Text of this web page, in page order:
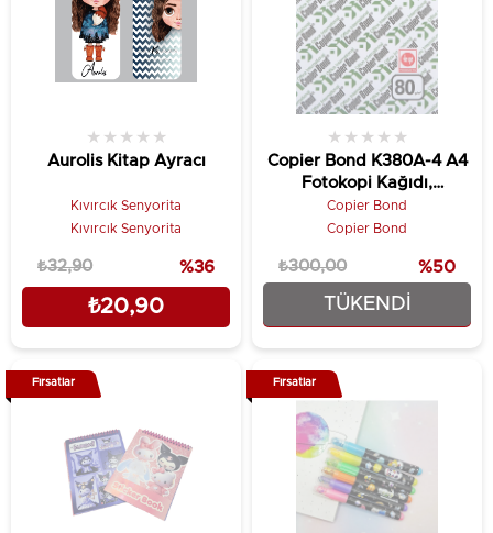
Aurolis Kitap Ayracı
★ ★ ★ ★ ★
Kıvırcık Senyorita
Kıvırcık Senyorita
₺20,90
₺32,90 %36
TÜKENDI
Copier Bond K380A-4 A4
Fotokopi Kağıdı,
210x297x500, 500
Yaprak
★ ★ ★ ★ ★
Copier Bond
Copier Bond
₺149,90
₺300,00 %50
Fırsatlar Fırsatlar